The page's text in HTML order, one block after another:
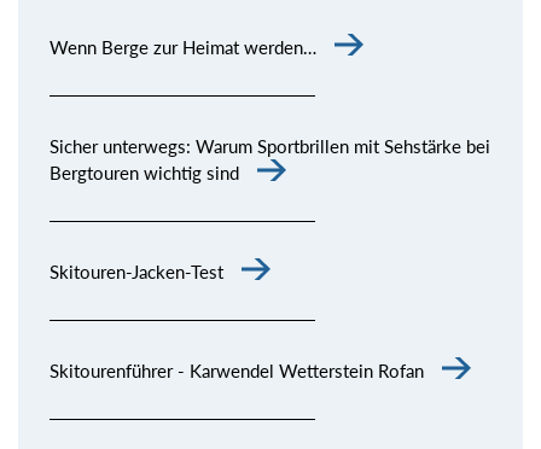
Wenn Berge zur Heimat werden…
Sicher unterwegs: Warum Sportbrillen mit Sehstärke bei
Bergtouren wichtig sind
Skitouren-Jacken-Test
Skitourenführer - Karwendel Wetterstein Rofan